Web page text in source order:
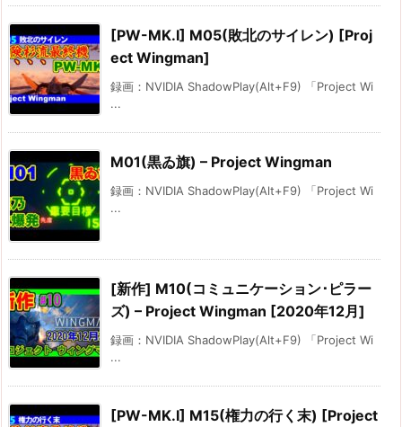
[PW-MK.I] M05(敗北のサイレン) [Proj
ect Wingman]
録画：NVIDIA ShadowPlay(Alt+F9) 「Project Wi
...
M01(黒ゐ旗) – Project Wingman
録画：NVIDIA ShadowPlay(Alt+F9) 「Project Wi
...
[新作] M10(コミュニケーション･ピラー
ズ) – Project Wingman [2020年12月]
録画：NVIDIA ShadowPlay(Alt+F9) 「Project Wi
...
[PW-MK.I] M15(権力の行く末) [Project